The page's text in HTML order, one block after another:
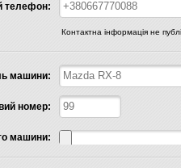
телефон:
Контактна інформація не
машини:
номер:
машини: